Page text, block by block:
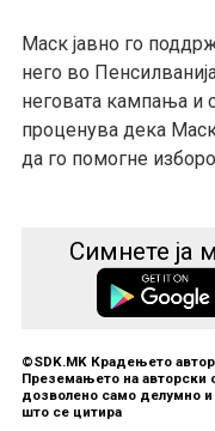
Маск јавно го
него во
неговата кампања и
проценува дека
да го помогне
Симнете ја
©SDK.MK Крадењето
Преземањето на авторски
дозволено само делумно
што се цитира